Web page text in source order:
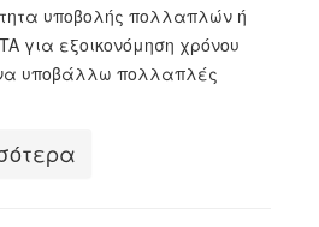
υποβολής πολλαπλών ή
για εξοικονόμηση χρόνου
υποβάλλω πολλαπλές